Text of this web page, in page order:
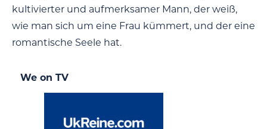
kultivierter und aufmerksamer Mann, der weiß,
wie man sich um eine Frau kümmert, und der eine
romantische Seele hat.
We on TV